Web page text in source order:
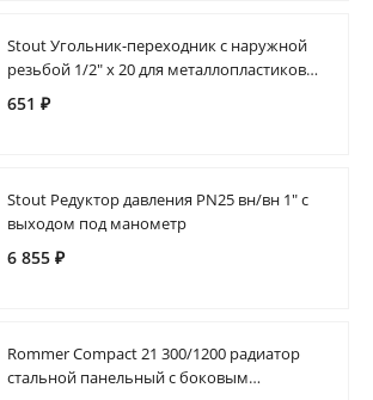
Stout Угольник-переходник с наружной
резьбой 1/2" х 20 для металлопластиковых
труб прессовой
651 ₽
Stout Редуктор давления PN25 вн/вн 1" с
выходом под манометр
6 855 ₽
Rommer Compact 21 300/1200 радиатор
стальной панельный с боковым